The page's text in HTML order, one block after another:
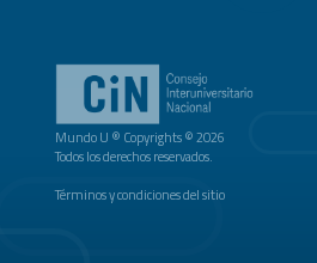
Mundo U ® Copyrights © 2026
Todos los derechos reservados.
Términos y condiciones del sitio